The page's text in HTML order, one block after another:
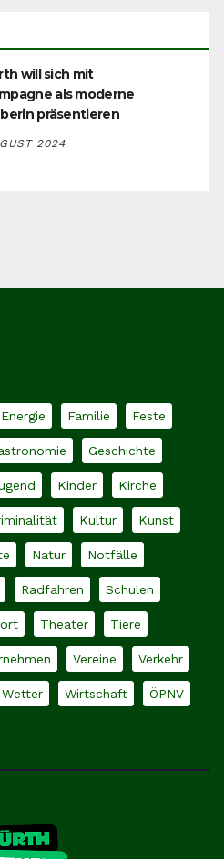
will sich mit
als moderne
präsentieren
2024
Energie Familie Feste
Geschichte
Kinder Kirche
Kultur Kunst
Natur Notfälle
Radfahren Schulen
Theater Tiere
Vereine Verkehr
Wetter Wirtschaft ÖPNV